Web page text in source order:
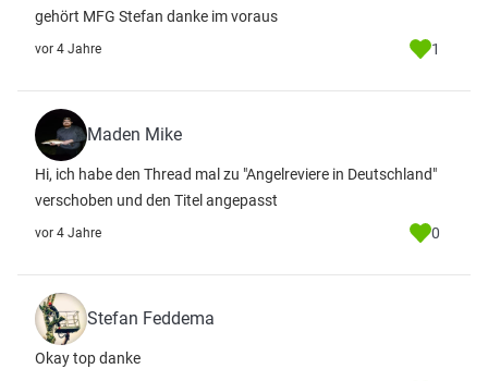
gehört MFG Stefan danke im voraus
vor 4 Jahre 1
Maden Mike
Hi, ich habe den Thread mal zu "Angelreviere in Deutschland"
verschoben und den Titel angepasst
vor 4 Jahre 0
Stefan Feddema
Okay top danke